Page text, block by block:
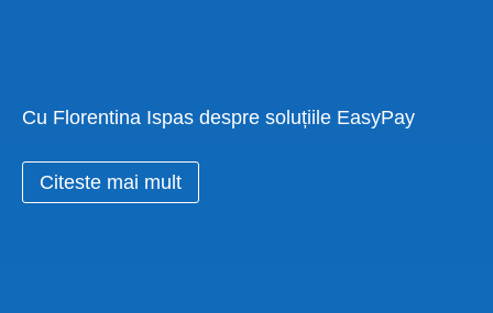
Cu Florentina Ispas despre soluțiile EasyPay
Citeste mai mult